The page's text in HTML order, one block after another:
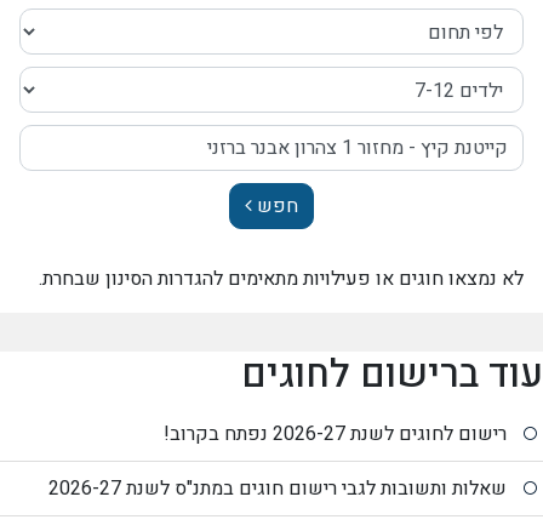
חפש
לא נמצאו חוגים או פעילויות מתאימים להגדרות הסינון שבחרת.
עוד ברישום לחוגים
רישום לחוגים לשנת 2026-27 נפתח בקרוב!
שאלות ותשובות לגבי רישום חוגים במתנ"ס לשנת 2026-27